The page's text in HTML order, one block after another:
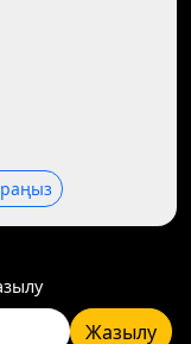
Жазылу